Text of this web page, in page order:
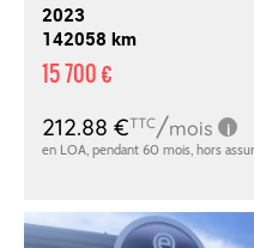
2023
142058 km
15 700 €